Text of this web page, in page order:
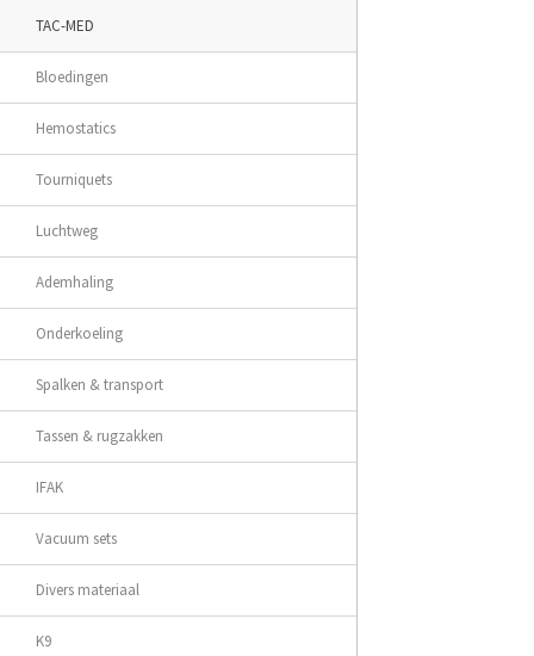
TAC-MED
Bloedingen
Hemostatics
Tourniquets
Luchtweg
Ademhaling
Onderkoeling
Spalken & transport
Tassen & rugzakken
IFAK
Vacuum sets
Divers materiaal
K9